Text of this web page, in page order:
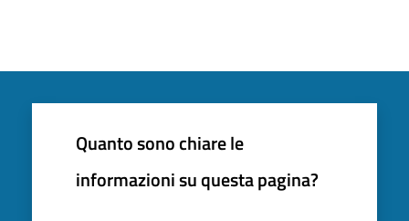
Quanto sono chiare le
informazioni su questa pagina?